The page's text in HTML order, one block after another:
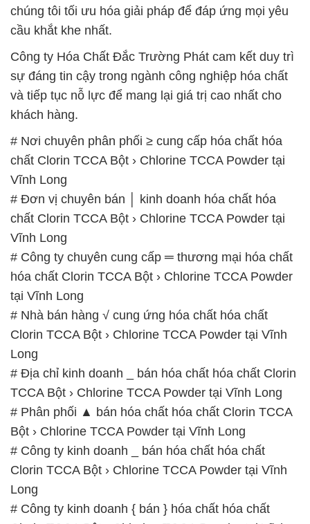
chúng tôi tối ưu hóa giải pháp để đáp ứng mọi yêu
cầu khắt khe nhất.
Công ty Hóa Chất Đắc Trường Phát cam kết duy trì
sự đáng tin cậy trong ngành công nghiệp hóa chất
và tiếp tục nỗ lực để mang lại giá trị cao nhất cho
khách hàng.
# Nơi chuyên phân phối ≥ cung cấp hóa chất hóa
chất Clorin TCCA Bột › Chlorine TCCA Powder tại
Vĩnh Long
# Đơn vị chuyên bán │ kinh doanh hóa chất hóa
chất Clorin TCCA Bột › Chlorine TCCA Powder tại
Vĩnh Long
# Công ty chuyên cung cấp ═ thương mại hóa chất
hóa chất Clorin TCCA Bột › Chlorine TCCA Powder
tại Vĩnh Long
# Nhà bán hàng √ cung ứng hóa chất hóa chất
Clorin TCCA Bột › Chlorine TCCA Powder tại Vĩnh
Long
# Địa chỉ kinh doanh _ bán hóa chất hóa chất Clorin
TCCA Bột › Chlorine TCCA Powder tại Vĩnh Long
# Phân phối ▲ bán hóa chất hóa chất Clorin TCCA
Bột › Chlorine TCCA Powder tại Vĩnh Long
# Công ty kinh doanh _ bán hóa chất hóa chất
Clorin TCCA Bột › Chlorine TCCA Powder tại Vĩnh
Long
# Công ty kinh doanh { bán } hóa chất hóa chất